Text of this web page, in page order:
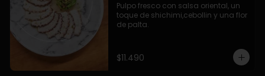
Pulpo fresco con salsa oriental, un
toque de shichimi,cebollin y una flor
de palta.
$11.490